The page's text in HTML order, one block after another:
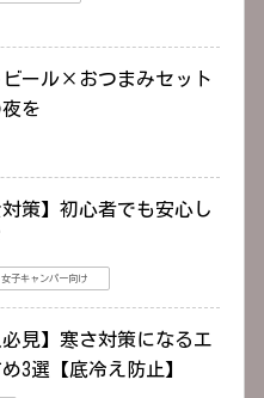
ビール×おつまみセット
を
策】初心者でも安心し
女子キャンパー向け
見】寒さ対策になるエ
3選【底冷え防止】